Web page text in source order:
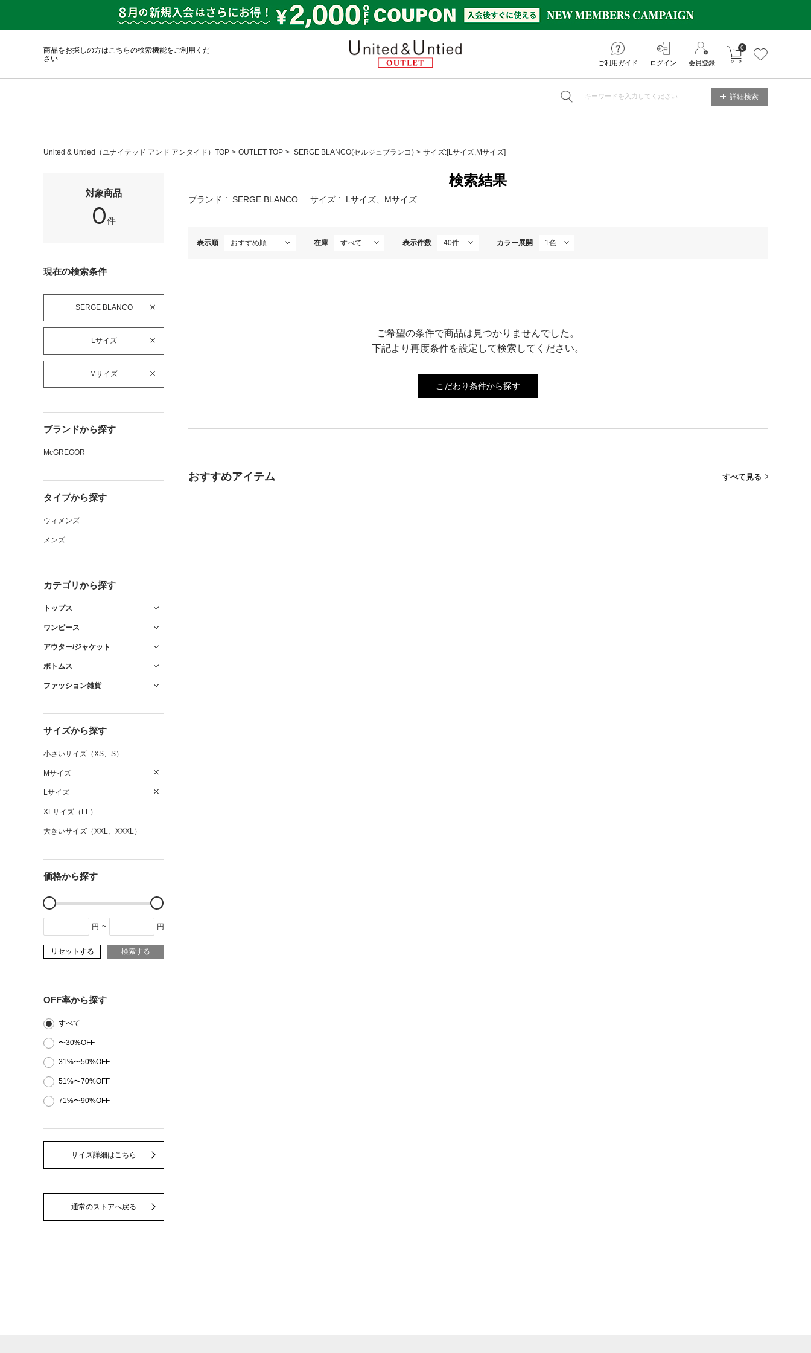
商品をお探しの方はこちらの検索機能をご利用くだ
さい
ご利用ガイド ログイン 会員登録
カートに入れる
0
詳細検索
United & Untied（ユナイテッド アンド アンタイド）TOP OUTLET TOP SERGE BLANCO(セルジュブランコ) サイズ:[Lサイズ,Mサイズ]
対象商品
0件
現在の検索条件
SERGE BLANCO
Lサイズ
Mサイズ
ブランドから探す
McGREGOR
タイプから探す
ウィメンズ
メンズ
カテゴリから探す
トップス
ワンピース
アウター/ジャケット
ボトムス
ファッション雑貨
サイズから探す
小さいサイズ（XS、S）
Mサイズ
Lサイズ
XLサイズ（LL）
大きいサイズ（XXL、XXXL）
価格から探す
円 ~ 円
リセットする 検索する
OFF率から探す
すべて
〜30%OFF
31%〜50%OFF
51%〜70%OFF
71%〜90%OFF
サイズ詳細はこちら
通常のストアへ戻る
検索結果
ブランド SERGE BLANCO サイズ Lサイズ、Mサイズ
表示順 在庫 表示件数 カラー展開
ご希望の条件で商品は見つかりませんでした。
下記より再度条件を設定して検索してください。
こだわり条件から探す
おすすめアイテム すべて見る